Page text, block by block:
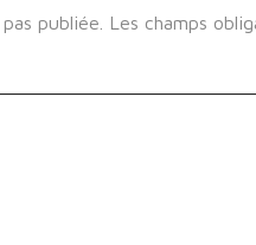
publiée. Les champs